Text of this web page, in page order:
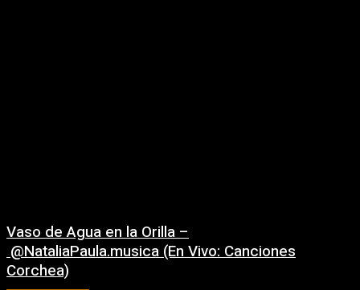
Vaso de Agua en la Orilla –
‪@NataliaPaula.musica‬ (En Vivo: Canciones
Corchea)